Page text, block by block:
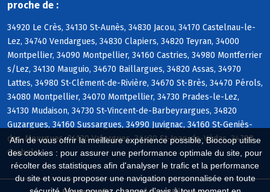
Afin de vous offrir la meilleure expérience possible, Biocoop utilise
des cookies : pour assurer une performance optimale du site, pour
récolter des statistiques afin d'analyser le trafic et la performance
du site et vous proposer une navigation personnalisée en toute
proche de :
34920 Le Crès, 34130 St-Aunès, 34830 Jacou, 34170 Castelnau-le-
Lez, 34740 Vendargues, 34830 Clapiers, 34820 Teyran, 34000
Montpellier, 34090 Montpellier, 34160 Castries, 34980 Montferrier
s/Lez, 34130 Mauguio, 34670 Baillargues, 34820 Assas, 34970
Lattes, 34980 St-Clément-de-Rivière, 34670 St-Brès, 34470 Pérols,
34080 Montpellier, 34070 Montpellier, 34730 Prades-le-Lez,
34130 Mudaison, 34730 St-Vincent-de-Barbeyrargues, 34820
Guzargues, 34160 Sussargues, 34990 Juvignac, 34160 St-Geniès-
des-Mourgues, 34130 Valergues, 34430 St-Jean-de-Védas, 34790
Grabels